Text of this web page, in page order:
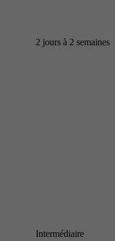
2 jours à 2 semaines
Intermédiaire